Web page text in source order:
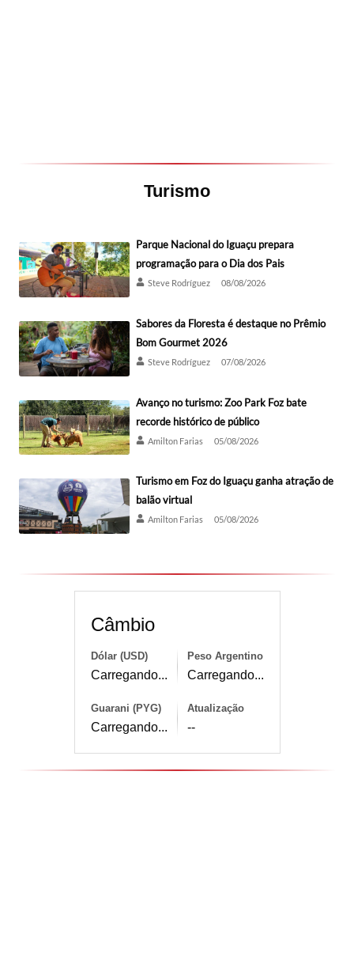
Turismo
Parque Nacional do Iguaçu prepara
programação para o Dia dos Pais
Steve Rodríguez 08/08/2026
Sabores da Floresta é destaque no Prêmio
Bom Gourmet 2026
Steve Rodríguez 07/08/2026
Avanço no turismo: Zoo Park Foz bate
recorde histórico de público
Amilton Farias 05/08/2026
Turismo em Foz do Iguaçu ganha atração de
balão virtual
Amilton Farias 05/08/2026
Câmbio
Dólar (USD)
Carregando...
Peso Argentino
Carregando...
Guarani (PYG)
Carregando...
Atualização
--